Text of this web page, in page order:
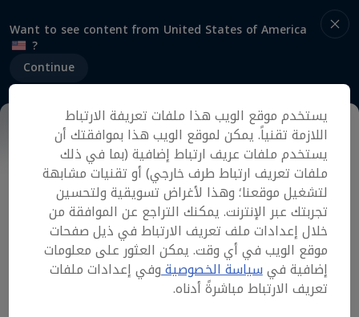
Want to see content from United States of America
?
Continue
معلومات عن الحدث طريقة السباق معلومات
50 بالمئة من المشاركين في جولات التصفية ينتقلون
إلى نصف النهائي، و25 بالمئة من المشاركين في
جولات نصف النهائي ينتقلون إلى النهائيات. وهذه
النسبة ترتكز على الأعداد الفعلية لدى الانطلاق.
ويتأهل المشاركون إلى المرحلة التالية بعد انتزاع علم
يستخدم موقع الويب هذا ملفات تعريفة الارتباط
اللازمة تقنياً. يمكن لموقع الويب هذا بموافقتك أن
يستخدم ملفات عريف ارتباط إضافية (بما في ذلك
ملفات تعريف ارتباط طرف خارجي) أو تقنيات مشابهة
لتشغيل موقعنا؛ وهذا لأغراض تسويقية ولتحسين
تجربتك عبر الإنترنت. يمكنك التراجع عن الموافقة من
خلال إعدادات ملف تعريف الارتباط في ذيل صفحات
موقع الويب في أي وقت. يمكن العثور على معلومات
إضافية فيسياسة الخصوصيةوفي إعدادات ملفات
تعريف الارتباط مباشرةً أدناه.